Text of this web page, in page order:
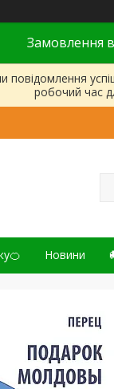
Замовлення
повідомлення
робочий час
Новини